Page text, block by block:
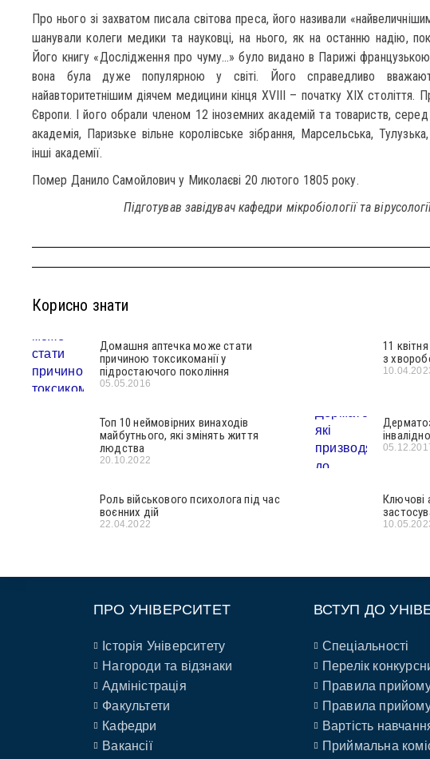
Про нього зі захватом писала світова преса, його називали
шанували колеги медики та науковці, на нього, як на останню надію,
Його книгу «Дослідження про чуму…» було видано в Парижі
вона була дуже популярною у світі. Його справедливо
найавторитетнішим діячем медицини кінця XVIII – початку XIX століття.
Європи. І його обрали членом 12 іноземних академій та товариств, серед
академія, Паризьке вільне королівське зібрання, Марсельська,
інші академії.
Помер Данило Самойлович у Миколаєві 20 лютого 1805 року.
Підготував завідувач кафедри мікробіології та
Корисно знати
Домашня аптечка може стати
причиною токсикоманії у
підростаючого покоління
05.05.2016
11
з
Топ 10 неймовірних винаходів
майбутнього, які змінять життя
людства
20.10.2022
Роль військового психолога під час
воєнних дій
22.04.2022
Ключові
ПРО УНІВЕРСИТЕТ
Історія Університету
Нагороди та відзнаки
Адміністрація
Факультети
Кафедри
Вакансії
ВСТУП ДО
Спеціальності
Перелік
Правила прийому
Правила
Вартість
Приймальна